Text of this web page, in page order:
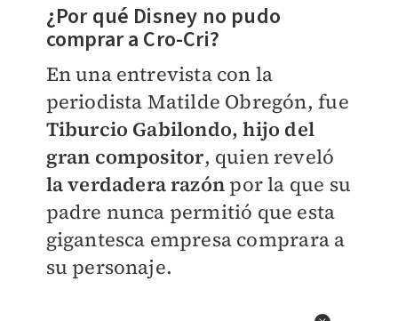
¿Por qué Disney no pudo
comprar a Cro-Cri?
En una entrevista con la
periodista Matilde Obregón, fue
Tiburcio Gabilondo, hijo del
gran compositor, quien reveló
la verdadera razón por la que su
padre nunca permitió que esta
gigantesca empresa comprara a
su personaje.